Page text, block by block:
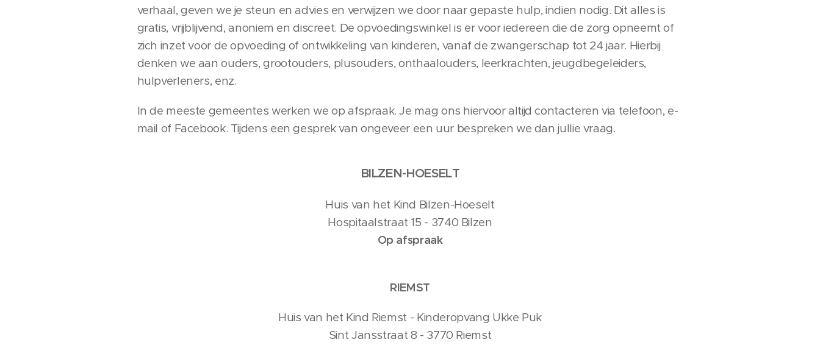
verhaal, geven we je steun en advies en verwijzen we door naar gepaste hulp, indien nodig. Dit alles is
gratis, vrijblijvend, anoniem en discreet. De opvoedingswinkel is er voor iedereen die de zorg opneemt of
zich inzet voor de opvoeding of ontwikkeling van kinderen, vanaf de zwangerschap tot 24 jaar. Hierbij
denken we aan ouders, grootouders, plusouders, onthaalouders, leerkrachten, jeugdbegeleiders,
hulpverleners, enz.
In de meeste gemeentes werken we op afspraak. Je mag ons hiervoor altijd contacteren via telefoon, e-
mail of Facebook. Tijdens een gesprek van ongeveer een uur bespreken we dan jullie vraag.
BILZEN-HOESELT
Huis van het Kind Bilzen-Hoeselt
Hospitaalstraat 15 - 3740 Bilzen
Op afspraak
RIEMST
Huis van het Kind Riemst - Kinderopvang Ukke Puk
Sint Jansstraat 8 - 3770 Riemst